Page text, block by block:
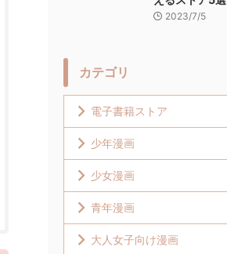
2023/7/5
カテゴリ
電子書籍ストア
少年漫画
少女漫画
青年漫画
大人女子向け漫画